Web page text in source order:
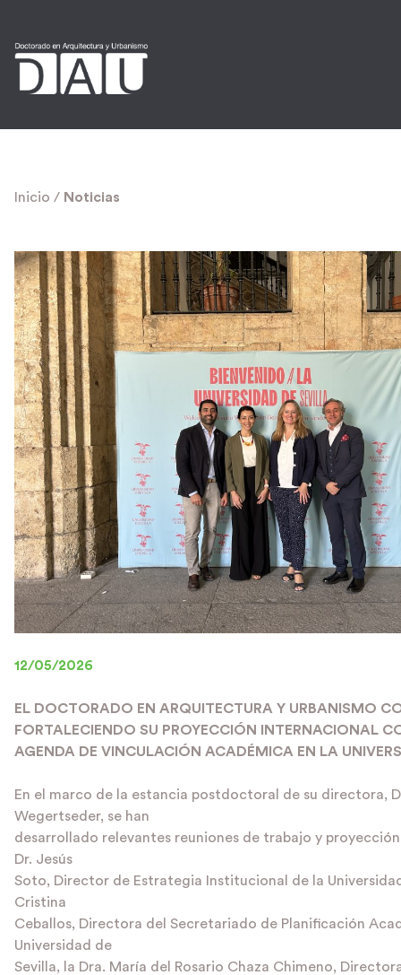
Inicio / Noticias
12/05/2026
EL DOCTORADO EN ARQUITECTURA Y URBANISMO
FORTALECIENDO SU PROYECCIÓN INTERNACIONAL
AGENDA DE VINCULACIÓN ACADÉMICA EN LA
En el marco de la estancia postdoctoral de su directora,
Wegertseder, se han
desarrollado relevantes reuniones de trabajo y
Dr. Jesús
Soto, Director de Estrategia Institucional de la
Cristina
Ceballos, Directora del Secretariado de Planificación
Universidad de
Sevilla, la Dra. María del Rosario Chaza Chimeno,